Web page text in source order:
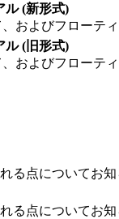
ル (新形式)
およびフローテ
ル (旧形式)
およびフローテ
る点についてお知
る点についてお知